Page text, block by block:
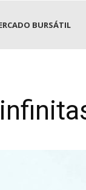
BURSÁTIL